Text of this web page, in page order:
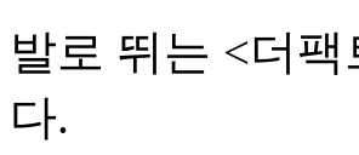
발로 뛰는 <더
다.